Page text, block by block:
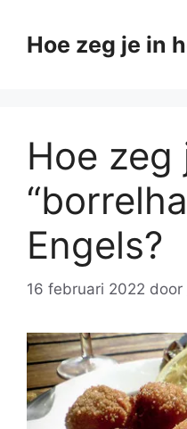
naarHoe zeg je in
Hoe zeg
Engels?
16 februari 2022 door